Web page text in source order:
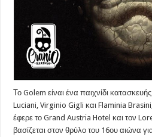
Το Golem είναι ένα παιχνίδι
Luciani, Virginio Gigli και Flaminia
έφερε το Grand Austria Hotel και τον
βασίζεται στον θρύλο του 16ου αιώνα